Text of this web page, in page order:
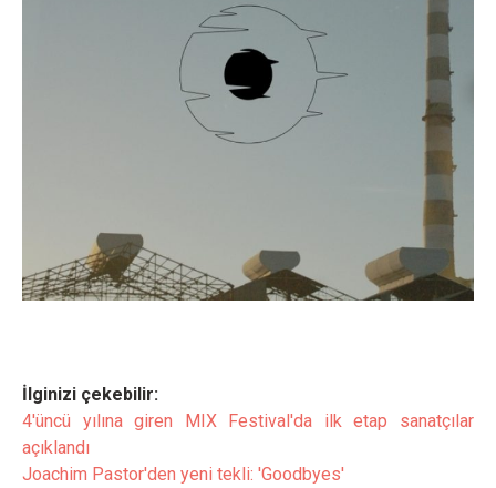
İlginizi çekebilir:
4'üncü yılına giren MIX Festival'da ilk etap sanatçılar
açıklandı
Joachim Pastor'den yeni tekli: 'Goodbyes'